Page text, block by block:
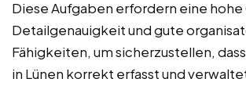
Diese Aufgaben erfordern eine
Detailgenauigkeit und gute
Fähigkeiten, um sicherzustellen,
in Lünen korrekt erfasst und